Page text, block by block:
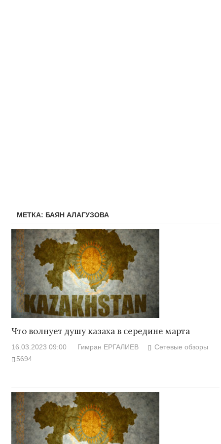
МЕТКА: БАЯН АЛАГУЗОВА
Что волнует душу казаха в середине марта
16.03.2023 09:00 Гимран ЕРГАЛИЕВ
Сетевые обзоры
5694